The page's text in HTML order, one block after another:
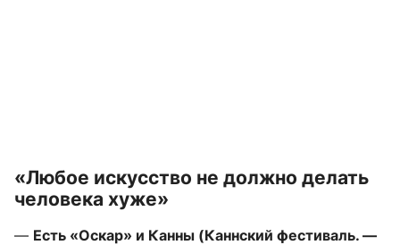
«Любое искусство не должно делать
человека хуже»
— Есть «Оскар» и Канны (Каннский фестиваль. —